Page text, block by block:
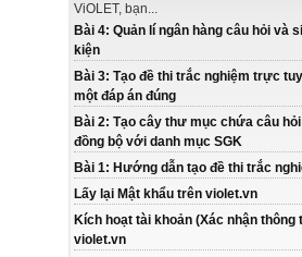
ViOLET, bạn...
Bài 4: Quản lí ngân hàng câu hỏi và
kiện
Bài 3: Tạo đề thi trắc nghiệm trực
một đáp án đúng
Bài 2: Tạo cây thư mục chứa câu
đồng bộ với danh mục SGK
Bài 1: Hướng dẫn tạo đề thi trắc
Lấy lại Mật khẩu trên violet.vn
Kích hoạt tài khoản (Xác nhận thông
violet.vn